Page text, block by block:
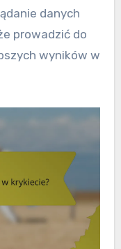
danych
prowadzić do
wyników w